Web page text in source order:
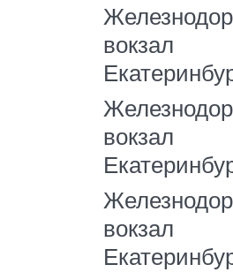
вокзал
вокзал
вокзал